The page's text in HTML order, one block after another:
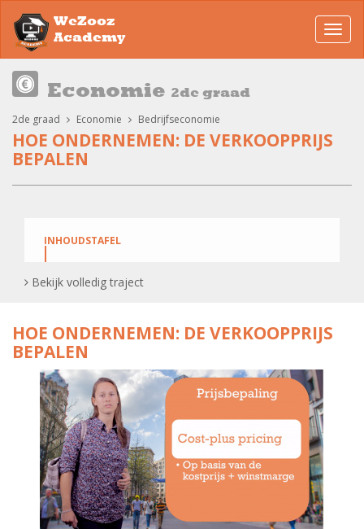
WeZooz
Academy
Economie 2de graad
2de graad Economie Bedrijfseconomie
HOE ONDERNEMEN: DE VERKOOPPRIJS
BEPALEN
INHOUDSTAFEL
Prijsbepaling verkoopprijs op basis van de kosten
Prijsbepaling op basis van de kosten: oefeningen
Verkoopprijs bepalen op basis van concurrentie
Prijsbepaling op basis van de concurrentie:
oefeningen
Prijsbepaling verkoopprijs op basis van de vraag
Prijsbepaling op basis van de vraag: oefeningen
Bekijk volledig traject
HOE ONDERNEMEN: DE VERKOOPPRIJS
BEPALEN